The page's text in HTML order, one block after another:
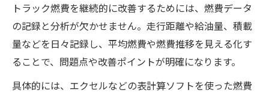
トラック燃費を継続的に改善するためには、燃費データ
の記録と分析が欠かせません。走行距離や給油量、積載
量などを日々記録し、平均燃費や燃費推移を見える化す
ることで、問題点や改善ポイントが明確になります。
具体的には、エクセルなどの表計算ソフトを使った燃費